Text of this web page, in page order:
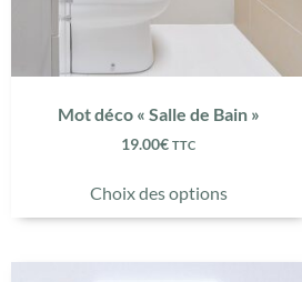
Mot déco « Salle de Bain »
19.00€ TTC
Choix des options